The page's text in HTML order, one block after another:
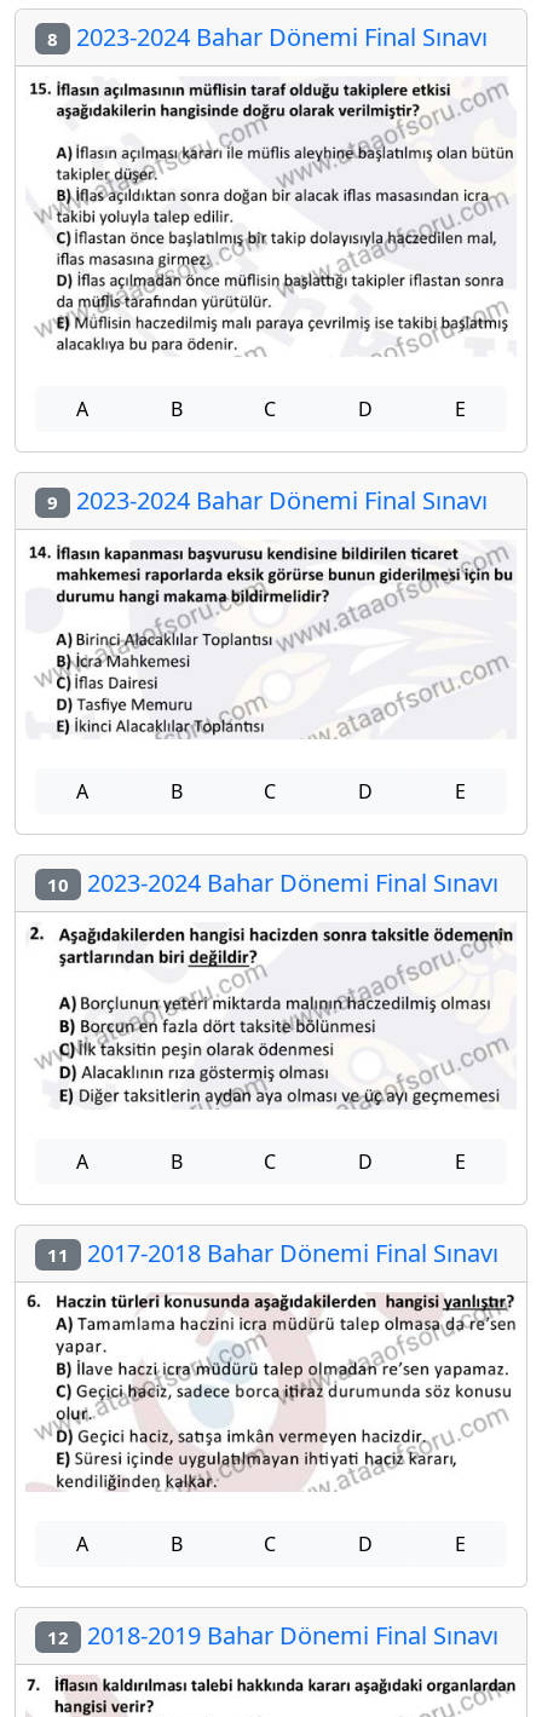
8 2023-2024 Bahar Dönemi Final Sınavı
A B C D E
9 2023-2024 Bahar Dönemi Final Sınavı
A B C D E
10 2023-2024 Bahar Dönemi Final Sınavı
A B C D E
11 2017-2018 Bahar Dönemi Final Sınavı
A B C D E
12 2018-2019 Bahar Dönemi Final Sınavı